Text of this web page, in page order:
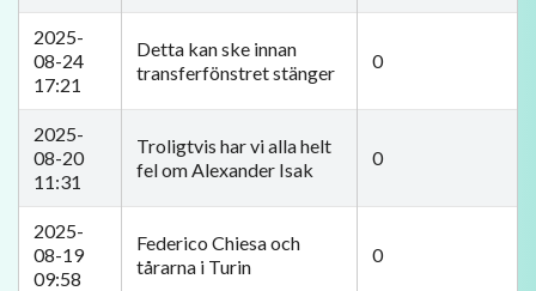
2025-
08-24
17:21
Detta kan ske innan
transferfönstret stänger
0
2025-
08-20
11:31
Troligtvis har vi alla helt
fel om Alexander Isak
0
2025-
08-19
09:58
Federico Chiesa och
tårarna i Turin
0